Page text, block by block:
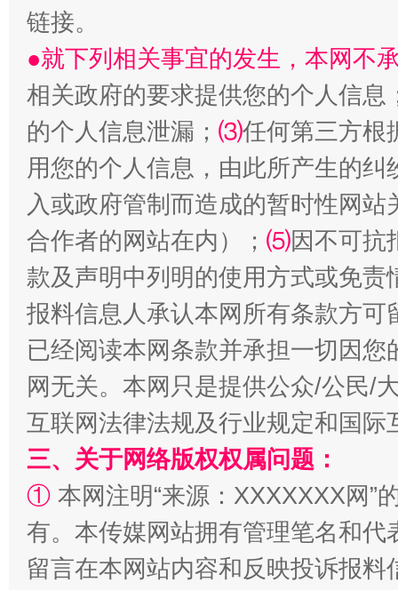
全民健身五年计划来了！等你上场
链接。
●就下列相关事宜的发生，本网不
相关政府的要求提供您的个人信息
的个人信息泄漏； ⑶任何第三方根
用您的个人信息，由此所产生的纠
入或政府管制而造成的暂时性网
合作者的网站在内）； ⑸因不可抗
款及声明中列明的使用方式或免责
报料信息人承认本网所有条款方
已经阅读本网条款并承担一切因
网无关。本网只是提供公众/公民/
互联网法律法规及行业规定和国
三、关于网络版权权属问题：
① 本网注明“来源：XXXXXXX网”
有。本传媒网站拥有管理笔名和
留言在本网站内容和反映投诉报